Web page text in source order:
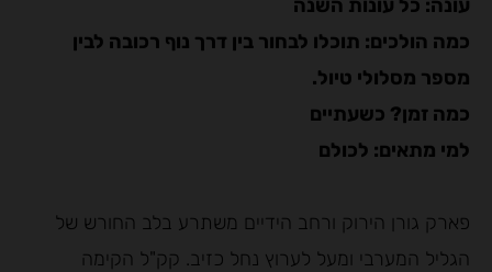
עונה: כל עונות השנה
כמה הולכים: תוכלו לבחור בין דרך נוף רכובה לבין
מספר מסלולי טיול.
כמה זמן? כשעתיים
למי מתאים: לכולם
פארק גורן הירוק ורחב הידיים משתרע בלב החורש של
הגליל המערבי ומעל לערוץ נחל כזיב. קק"ל הקימה